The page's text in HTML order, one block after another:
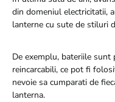
din domeniul electricitatii,
lanterne cu sute de stiluri
De exemplu, bateriile
reincarcabili, ce pot fi
nevoie sa cumparati de
lanterna.